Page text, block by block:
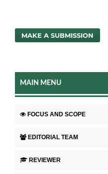
MAKE A SUBMISSION
MAIN MENU
FOCUS AND SCOPE
EDITORIAL TEAM
REVIEWER